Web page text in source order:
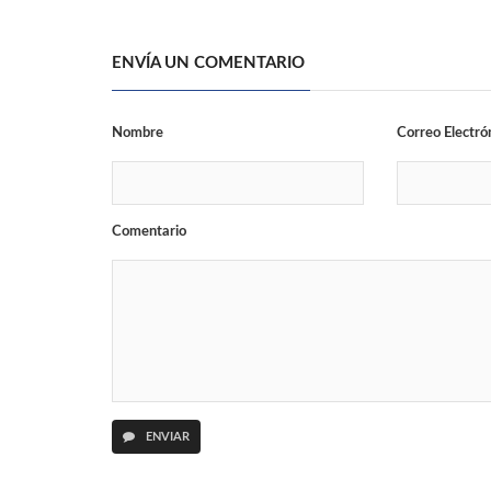
ENVÍA UN COMENTARIO
Nombre Correo
Comentario
ENVIAR